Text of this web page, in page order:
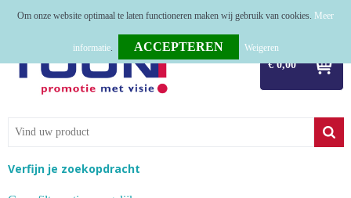
€ 0,00
Relatiegeschenken
Verfijn je zoekopdracht
Om onze website optimaal te laten functioneren maken wij gebruik van cookies. Meer
informatie. Weigeren